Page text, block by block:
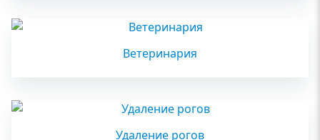
Ветеринария
Удаление рогов